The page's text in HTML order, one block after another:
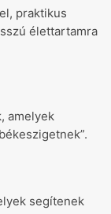
praktikus
élettartamra
amelyek
segítenek